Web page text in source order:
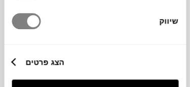
שיווק
הצג פרטים